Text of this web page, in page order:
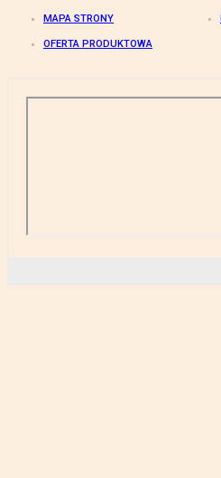
MAPA STRONY
OFERTA PRODUKTOWA